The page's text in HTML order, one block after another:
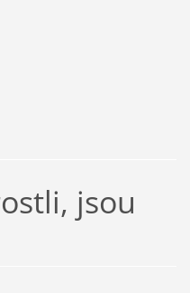
jsou